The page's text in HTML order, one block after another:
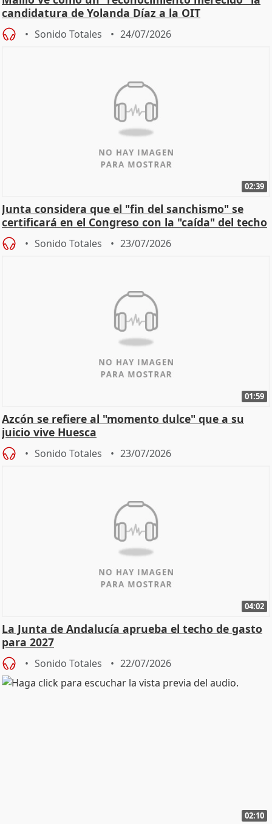
candidatura de Yolanda Díaz a la OIT
Sonido Totales 24/07/2026
02:39
Junta considera que el "fin del sanchismo" se
certificará en el Congreso con la "caída" del techo
de
Sonido Totales 23/07/2026
01:59
Azcón se refiere al "momento dulce" que a su
juicio vive Huesca
Sonido Totales 23/07/2026
04:02
La Junta de Andalucía aprueba el techo de gasto
para 2027
Sonido Totales 22/07/2026
02:10